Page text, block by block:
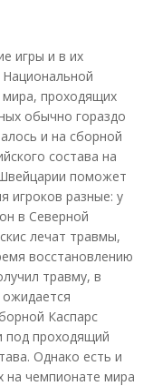
игры и в их
Национальной
мира, проходящих
обычно гораздо
и на сборной
состава на
поможет
игроков разные: у
в Северной
лечат травмы,
восстановлению
травму, в
ожидается
Каспарс
под проходящий
Однако есть и
на чемпионате мира